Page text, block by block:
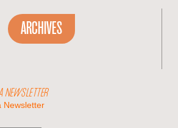
ARCHIVES
Newsletter